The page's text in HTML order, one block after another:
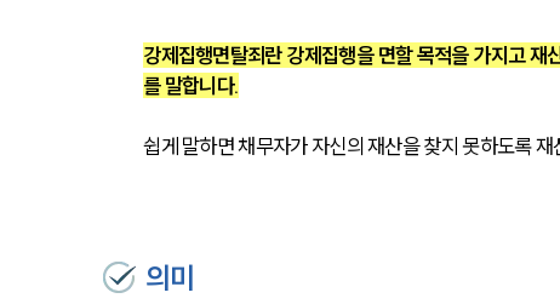
강제집행면탈죄란 강제집행을 면할 목적을 가지고
를 말합니다.
쉽게 말하면 채무자가 자신의 재산을 찾지 못하도록
의미